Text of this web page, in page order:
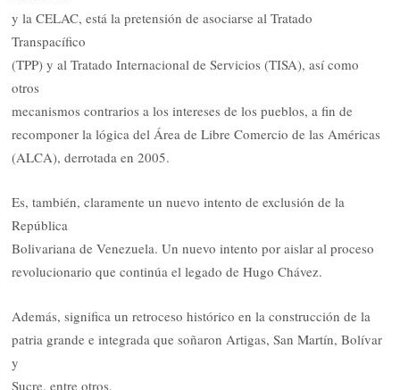
y la CELAC, está la pretensión de asociarse al Tratado
Transpacífico
(TPP) y al Tratado Internacional de Servicios (TISA), así como
otros
mecanismos contrarios a los intereses de los pueblos, a fin de
recomponer la lógica del Área de Libre Comercio de las Américas
(ALCA), derrotada en 2005.
Es, también, claramente un nuevo intento de exclusión de la
República
Bolivariana de Venezuela. Un nuevo intento por aislar al proceso
revolucionario que continúa el legado de Hugo Chávez.
Además, significa un retroceso histórico en la construcción de la
patria grande e integrada que soñaron Artigas, San Martín, Bolívar
y
Sucre, entre otros.